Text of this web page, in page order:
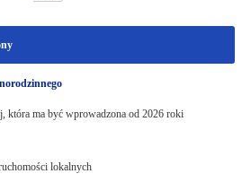
która ma być wprowadzona od 2026 roki
lokalnych